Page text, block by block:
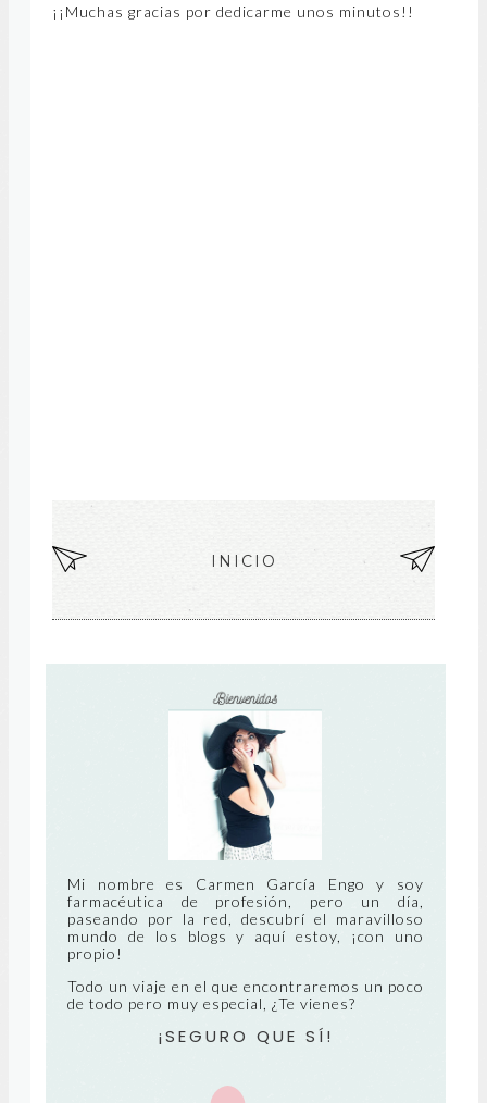
¡¡Muchas gracias por dedicarme unos minutos!!
EN
NT
E
EN
INICIO
Mi nombre es Carmen García Engo y soy
farmacéutica de profesión, pero un día,
paseando por la red, descubrí el maravilloso
mundo de los blogs y aquí estoy, ¡con uno
propio!
Todo un viaje en el que encontraremos un poco
de todo pero muy especial, ¿Te vienes?
¡SEGURO QUE SÍ!